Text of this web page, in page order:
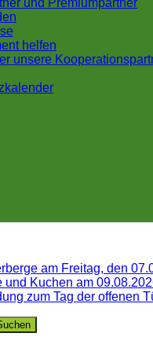
helfen
unsere
am Freitag, den
und Kuchen am
zum Tag der offenen